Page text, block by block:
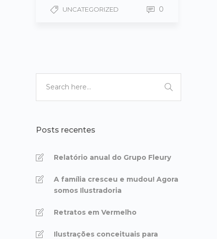
UNCATEGORIZED 0
Posts recentes
Relatório anual do Grupo Fleury
A família cresceu e mudou! Agora
somos Ilustradoria
Retratos em Vermelho
Ilustrações conceituais para